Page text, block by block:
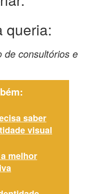
queria:
de consultórios e
saber
visual
melhor